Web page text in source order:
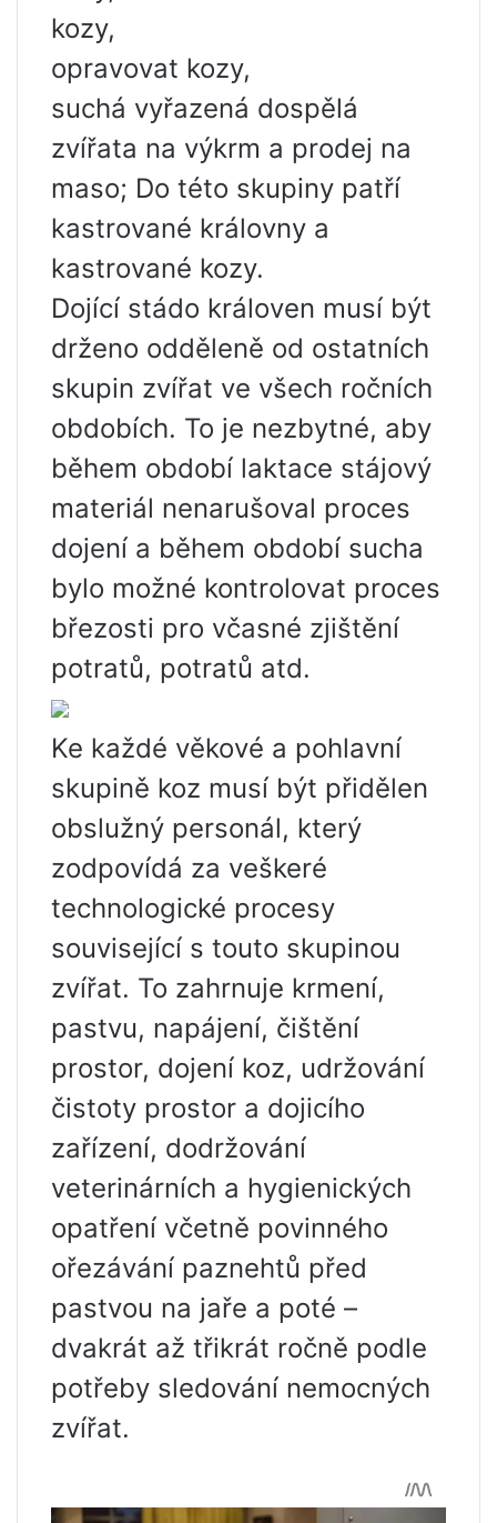
kozy,
opravovat kozy,
suchá vyřazená dospělá
zvířata na výkrm a prodej na
maso; Do této skupiny patří
kastrované královny a
kastrované kozy.
Dojící stádo královen musí být
drženo odděleně od ostatních
skupin zvířat ve všech ročních
obdobích. To je nezbytné, aby
během období laktace stájový
materiál nenarušoval proces
dojení a během období sucha
bylo možné kontrolovat proces
březosti pro včasné zjištění
potratů, potratů atd.
Ke každé věkové a pohlavní
skupině koz musí být přidělen
obslužný personál, který
zodpovídá za veškeré
technologické procesy
související s touto skupinou
zvířat. To zahrnuje krmení,
pastvu, napájení, čištění
prostor, dojení koz, udržování
čistoty prostor a dojicího
zařízení, dodržování
veterinárních a hygienických
opatření včetně povinného
ořezávání paznehtů před
pastvou na jaře a poté –
dvakrát až třikrát ročně podle
potřeby sledování nemocných
zvířat.